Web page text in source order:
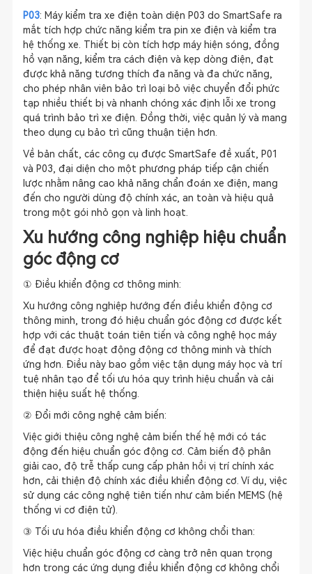
P03: Máy kiểm tra xe điện toàn diện P03 do SmartSafe ra
mắt tích hợp chức năng kiểm tra pin xe điện và kiểm tra
hệ thống xe. Thiết bị còn tích hợp máy hiện sóng, đồng
hồ vạn năng, kiểm tra cách điện và kẹp dòng điện, đạt
được khả năng tương thích đa năng và đa chức năng,
cho phép nhân viên bảo trì loại bỏ việc chuyển đổi phức
tạp nhiều thiết bị và nhanh chóng xác định lỗi xe trong
quá trình bảo trì xe điện. Đồng thời, việc quản lý và mang
theo dụng cụ bảo trì cũng thuận tiện hơn.
Về bản chất, các công cụ được SmartSafe đề xuất, P01
và P03, đại diện cho một phương pháp tiếp cận chiến
lược nhằm nâng cao khả năng chẩn đoán xe điện, mang
đến cho người dùng độ chính xác, an toàn và hiệu quả
trong một gói nhỏ gọn và linh hoạt.
Xu hướng công nghiệp hiệu chuẩn
góc động cơ
① Điều khiển động cơ thông minh:
Xu hướng công nghiệp hướng đến điều khiển động cơ
thông minh, trong đó hiệu chuẩn góc động cơ được kết
hợp với các thuật toán tiên tiến và công nghệ học máy
để đạt được hoạt động động cơ thông minh và thích
ứng hơn. Điều này bao gồm việc tận dụng máy học và trí
tuệ nhân tạo để tối ưu hóa quy trình hiệu chuẩn và cải
thiện hiệu suất hệ thống.
② Đổi mới công nghệ cảm biến:
Việc giới thiệu công nghệ cảm biến thế hệ mới có tác
động đến hiệu chuẩn góc động cơ. Cảm biến độ phân
giải cao, độ trễ thấp cung cấp phản hồi vị trí chính xác
hơn, cải thiện độ chính xác điều khiển động cơ. Ví dụ, việc
sử dụng các công nghệ tiên tiến như cảm biến MEMS (hệ
thống vi cơ điện tử).
③ Tối ưu hóa điều khiển động cơ không chổi than:
Việc hiệu chuẩn góc động cơ càng trở nên quan trọng
hơn trong các ứng dụng điều khiển động cơ không chổi